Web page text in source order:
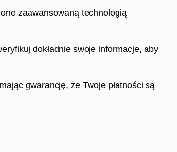
zaawansowaną technologią
dokładnie swoje informacje, aby
gwarancję, że Twoje płatności są